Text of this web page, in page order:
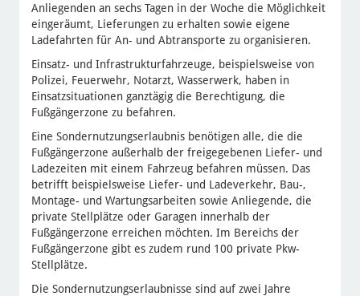
Anliegenden an sechs Tagen in der Woche die Möglichkeit
eingeräumt, Lieferungen zu erhalten sowie eigene
Ladefahrten für An- und Abtransporte zu organisieren.
Einsatz- und Infrastrukturfahrzeuge, beispielsweise von
Polizei, Feuerwehr, Notarzt, Wasserwerk, haben in
Einsatzsituationen ganztägig die Berechtigung, die
Fußgängerzone zu befahren.
Eine Sondernutzungserlaubnis benötigen alle, die die
Fußgängerzone außerhalb der freigegebenen Liefer- und
Ladezeiten mit einem Fahrzeug befahren müssen. Das
betrifft beispielsweise Liefer- und Ladeverkehr, Bau-,
Montage- und Wartungsarbeiten sowie Anliegende, die
private Stellplätze oder Garagen innerhalb der
Fußgängerzone erreichen möchten. Im Bereichs der
Fußgängerzone gibt es zudem rund 100 private Pkw-
Stellplätze.
Die Sondernutzungserlaubnisse sind auf zwei Jahre